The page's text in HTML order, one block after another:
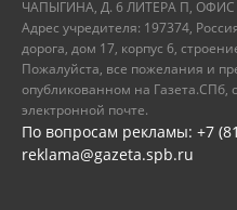
ЧАПЫГИНА, Д. 6 ЛИТЕРА П, ОФИС
Адрес учредителя: 197374,
дорога, дом 17, корпус 6,
Пожалуйста, все пожелания и
опубликованном на Газета.СПб,
электронной почте.
По вопросам рекламы: +7
reklama@gazeta.spb.ru